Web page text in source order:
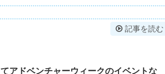
記事を読む
アドベンチャーウィークのイベントな